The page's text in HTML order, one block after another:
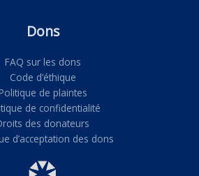
Dons
FAQ sur les dons
Code d’éthique
de plaintes
de confidentialité
des donateurs
d’acceptation des dons